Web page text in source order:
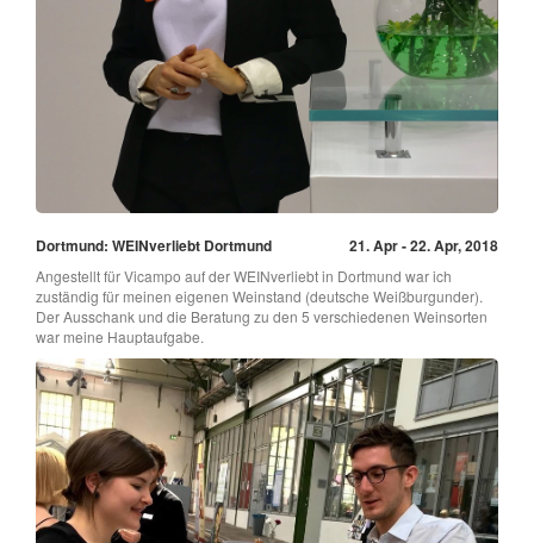
Dortmund: WEINverliebt Dortmund 21. Apr - 22. Apr, 2018
Angestellt für Vicampo auf der WEINverliebt in Dortmund war ich
zuständig für meinen eigenen Weinstand (deutsche Weißburgunder).
Der Ausschank und die Beratung zu den 5 verschiedenen Weinsorten
war meine Hauptaufgabe.